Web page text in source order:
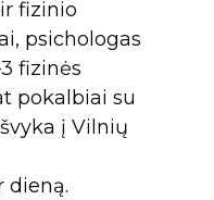
fizinio
psichologas
fizinės
pokalbiai su
į Vilnių
dieną.